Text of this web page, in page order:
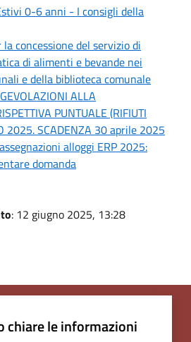
0-6 anni - I consigli della
concessione del servizio di
di alimenti e bevande nei
e della biblioteca comunale
ALLA
PUNTUALE (RIFIUTI
2025. SCADENZA 30 aprile 2025
alloggi ERP 2025:
domanda
: 12 giugno 2025, 13:28
chiare le informazioni